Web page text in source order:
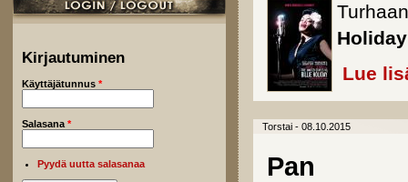
Kirjautuminen
Käyttäjätunnus *
Salasana *
Pyydä uutta salasanaa
Lue
Torstai - 08.10.2015
Pan